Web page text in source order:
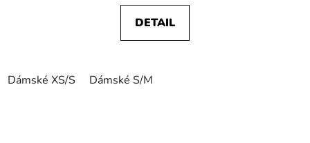
DETAIL
Dámské XS/S Dámské S/M